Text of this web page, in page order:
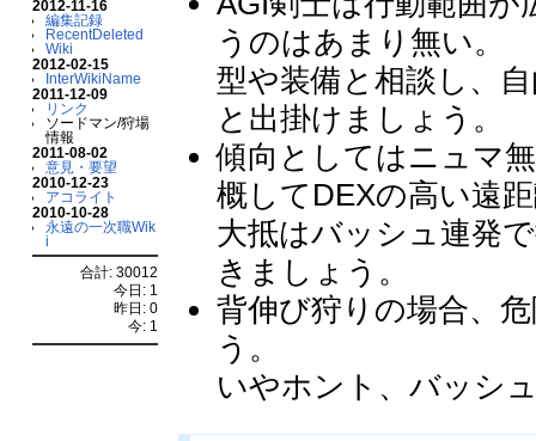
2012-11-16
編集記録
RecentDeleted
Wiki
2012-02-15
InterWikiName
2011-12-09
リンク
ソードマン/狩場
情報
2011-08-02
意見・要望
2010-12-23
アコライト
2010-10-28
永遠の一次職Wik
i
合計: 30012
今日: 1
昨日: 0
今: 1
うのはあまり無い。
型や装備と相談し、
と出掛けましょう。
傾向としてはニュマ
概してDEXの高い遠
大抵はバッシュ連発
きましょう。
背伸び狩りの場合、
う。
いやホント、バッシ